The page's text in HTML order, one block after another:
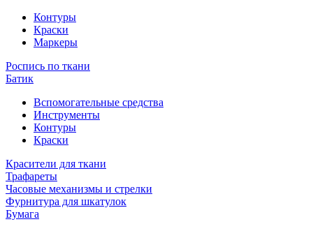
Контуры
Краски
Маркеры
Роспись по ткани
Батик
Вспомогательные средства
Инструменты
Контуры
Краски
Красители для ткани
Трафареты
Часовые механизмы и стрелки
Фурнитура для шкатулок
Бумага